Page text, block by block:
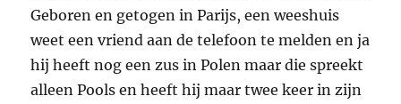
Geboren en getogen in Parijs, een weeshuis
weet een vriend aan de telefoon te melden en ja
hij heeft nog een zus in Polen maar die spreekt
alleen Pools en heeft hij maar twee keer in zijn